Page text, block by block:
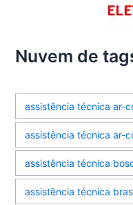
Nuvem de
assistência técnica ar-
assistência técnica ar-
assistência técnica
assistência técnica